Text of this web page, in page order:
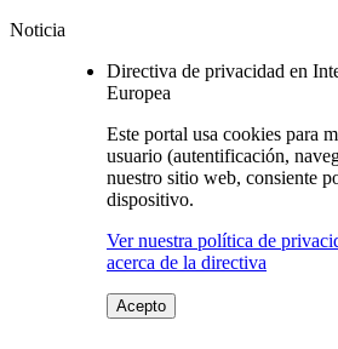
Noticia
Directiva de privacidad en
Europea
Este portal usa cookies para
usuario (autentificación,
nuestro sitio web, consiente
dispositivo.
Ver nuestra política de
acerca de la directiva
Acepto